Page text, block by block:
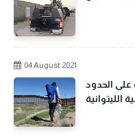
04 August 2021
الحدود
الليتوانية